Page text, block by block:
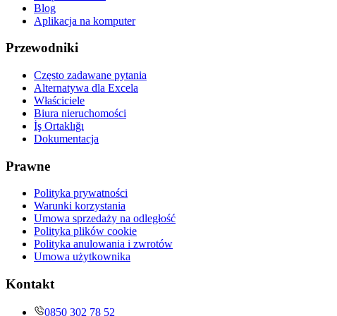
Blog
Aplikacja na komputer
Przewodniki
Często zadawane pytania
Alternatywa dla Excela
Właściciele
Biura nieruchomości
İş Ortaklığı
Dokumentacja
Prawne
Polityka prywatności
Warunki korzystania
Umowa sprzedaży na odległość
Polityka plików cookie
Polityka anulowania i zwrotów
Umowa użytkownika
Kontakt
0850 302 78 52